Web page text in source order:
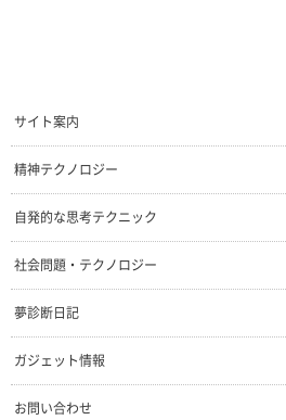
サイト案内
精神テクノロジー
自発的な思考テクニック
社会問題・テクノロジー
夢診断日記
ガジェット情報
お問い合わせ